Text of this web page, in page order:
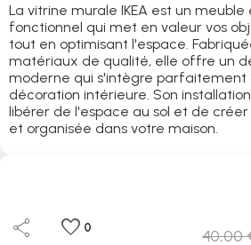
La vitrine murale IKEA est un
fonctionnel qui met en valeur vos
tout en optimisant l'espace.
matériaux de qualité, elle offre un
moderne qui s'intègre parfaitement
décoration intérieure. Son
libérer de l'espace au sol et de
et organisée dans votre maison.
share favorite 0 40,00